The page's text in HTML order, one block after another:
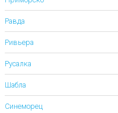
Равда
Ривьера
Русалка
Шабла
Синеморец